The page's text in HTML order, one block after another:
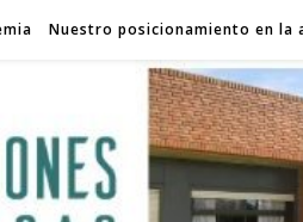
Nuestro posicionamiento en la